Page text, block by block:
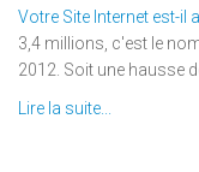
Votre Site Internet est-il
3,4 millions, c'est le
2012. Soit une hausse
Lire la suite...